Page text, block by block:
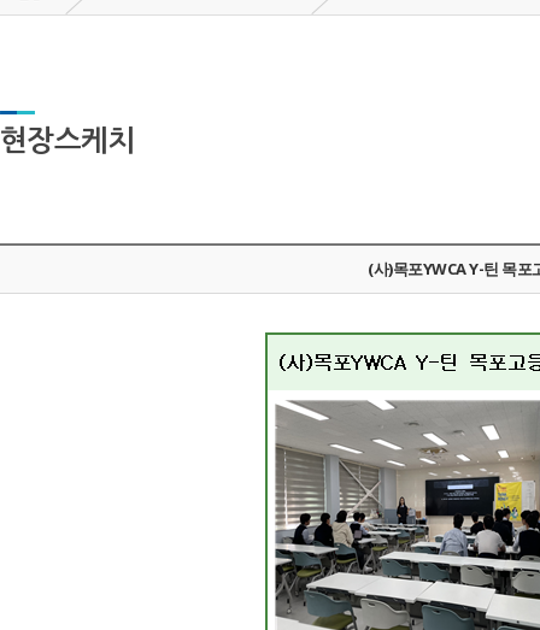
여성인력개발센터
희망지원센터
현장스케치
(사)목포YWCA Y-틴 목포